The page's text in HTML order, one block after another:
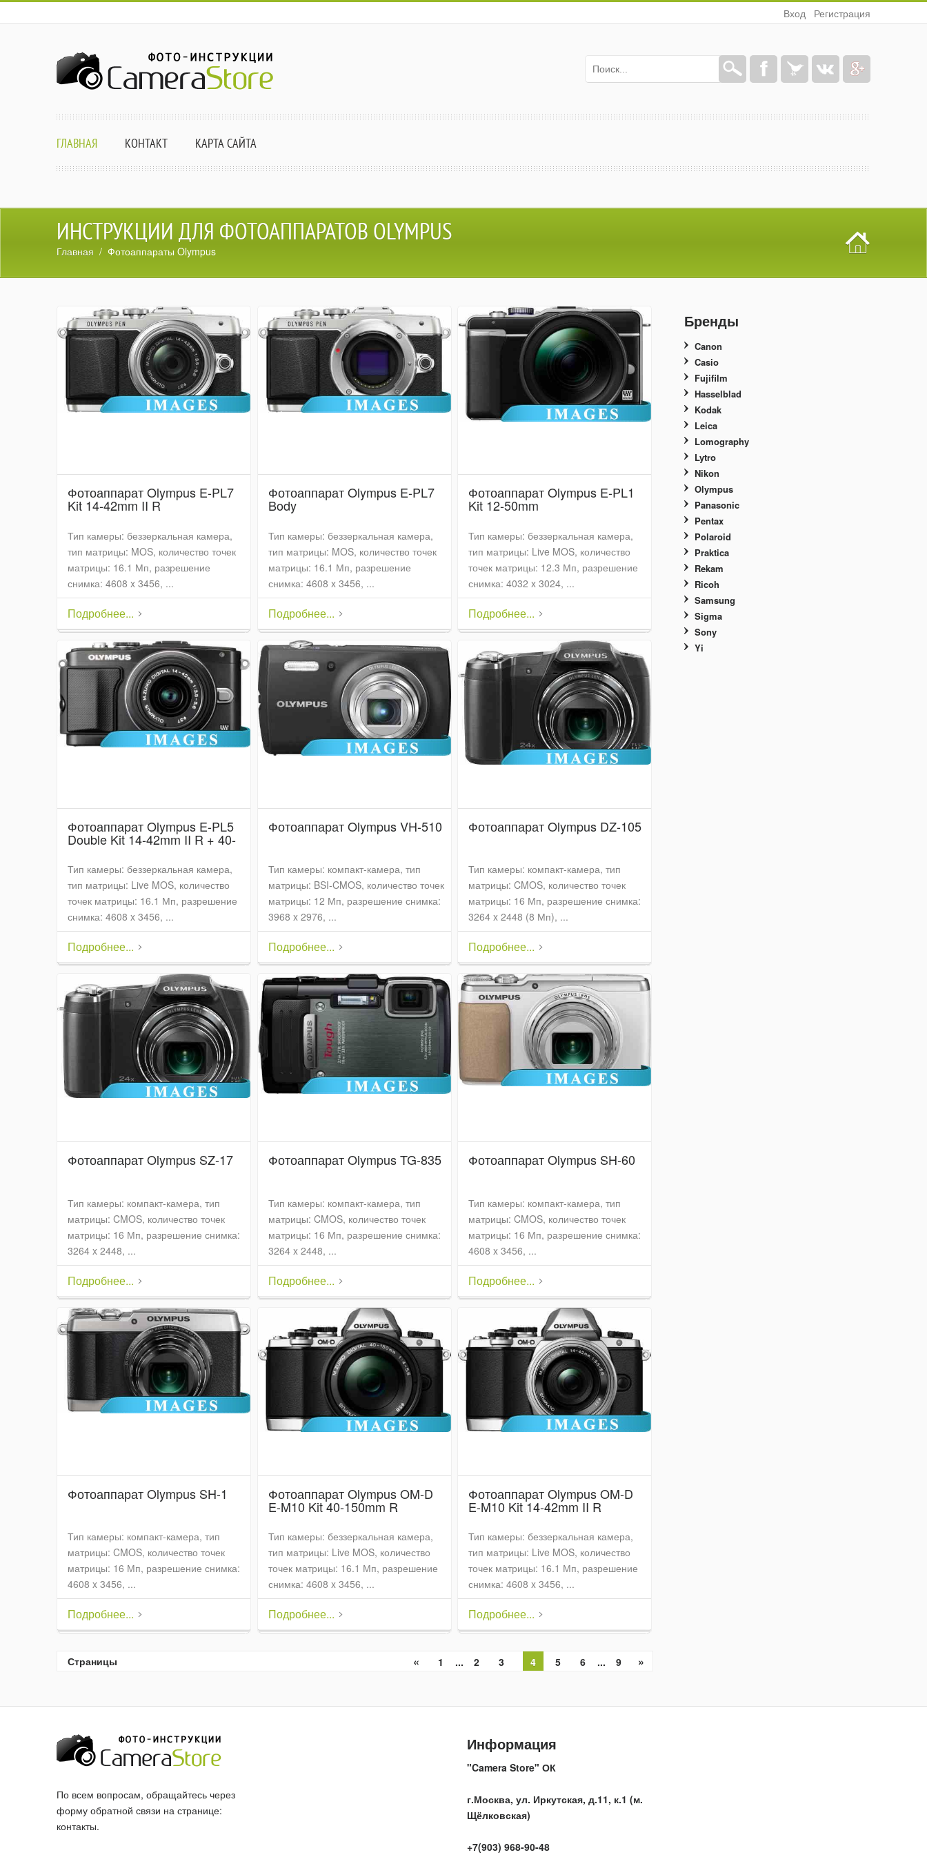
Вход Регистрация
ГЛАВНАЯ КОНТАКТ КАРТА САЙТА
ИНСТРУКЦИИ ДЛЯ ФОТОАППАРАТОВ OLYMPUS
Главная / Фотоаппараты Olympus
Бренды
Canon
Casio
Fujifilm
Hasselblad
Kodak
Leica
Lomography
Lytro
Nikon
Olympus
Panasonic
Pentax
Polaroid
Praktica
Rekam
Ricoh
Samsung
Sigma
Sony
Yi
Фотоаппарат Olympus E-PL7
Kit 14-42mm II R
Тип камеры: беззеркальная камера,
тип матрицы: MOS, количество точек
матрицы: 16.1 Мп, разрешение
снимка: 4608 x 3456, ...
Подробнее...
Фотоаппарат Olympus E-PL7
Body
Тип камеры: беззеркальная камера,
тип матрицы: MOS, количество точек
матрицы: 16.1 Мп, разрешение
снимка: 4608 x 3456, ...
Подробнее...
Фотоаппарат Olympus E-PL1
Kit 12-50mm
Тип камеры: беззеркальная камера,
тип матрицы: Live MOS, количество
точек матрицы: 12.3 Мп, разрешение
снимка: 4032 x 3024, ...
Подробнее...
Фотоаппарат Olympus E-PL5
Double Kit 14-42mm II R + 40-
Тип камеры: беззеркальная камера,
тип матрицы: Live MOS, количество
точек матрицы: 16.1 Мп, разрешение
снимка: 4608 x 3456, ...
Подробнее...
Фотоаппарат Olympus VH-510
Тип камеры: компакт-камера, тип
матрицы: BSI-CMOS, количество точек
матрицы: 12 Мп, разрешение снимка:
3968 x 2976, ...
Подробнее...
Фотоаппарат Olympus DZ-105
Тип камеры: компакт-камера, тип
матрицы: CMOS, количество точек
матрицы: 16 Мп, разрешение снимка:
3264 x 2448 (8 Мп), ...
Подробнее...
Фотоаппарат Olympus SZ-17
Тип камеры: компакт-камера, тип
матрицы: CMOS, количество точек
матрицы: 16 Мп, разрешение снимка:
3264 x 2448, ...
Подробнее...
Фотоаппарат Olympus TG-835
Тип камеры: компакт-камера, тип
матрицы: CMOS, количество точек
матрицы: 16 Мп, разрешение снимка:
3264 x 2448, ...
Подробнее...
Фотоаппарат Olympus SH-60
Тип камеры: компакт-камера, тип
матрицы: CMOS, количество точек
матрицы: 16 Мп, разрешение снимка:
4608 x 3456, ...
Подробнее...
Фотоаппарат Olympus SH-1
Тип камеры: компакт-камера, тип
матрицы: CMOS, количество точек
матрицы: 16 Мп, разрешение снимка:
4608 x 3456, ...
Подробнее...
Фотоаппарат Olympus OM-D
E-M10 Kit 40-150mm R
Тип камеры: беззеркальная камера,
тип матрицы: Live MOS, количество
точек матрицы: 16.1 Мп, разрешение
снимка: 4608 x 3456, ...
Подробнее...
Фотоаппарат Olympus OM-D
E-M10 Kit 14-42mm II R
Тип камеры: беззеркальная камера,
тип матрицы: Live MOS, количество
точек матрицы: 16.1 Мп, разрешение
снимка: 4608 x 3456, ...
Подробнее...
Страницы « 1 ... 2 3 4 5 6 ... 9 »
По всем вопросам, обращайтесь через
форму обратной связи на странице:
контакты.
Информация
"Camera Store" ОК
г.Москва, ул. Иркутская, д.11, к.1 (м.
Щёлковская)
+7(903) 968-90-48